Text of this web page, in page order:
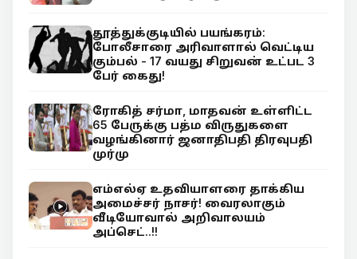
தூத்துக்குடியில் பயங்கரம்:
போலீசாரை அரிவாளால் வெட்டிய
கும்பல் - 17 வயது சிறுவன் உட்பட 3
பேர் கைது!
ரோகித் சர்மா, மாதவன் உள்ளிட்ட
65 பேருக்கு பத்ம விருதுகளை
வழங்கினார் ஜனாதிபதி திரவுபதி
முர்மு
எம்எல்ஏ உதவியாளரை தாக்கிய
அமைச்சர் நாசர்! வைரலாகும்
வீடியோவால் அறிவாலயம்
அப்செட்..!!